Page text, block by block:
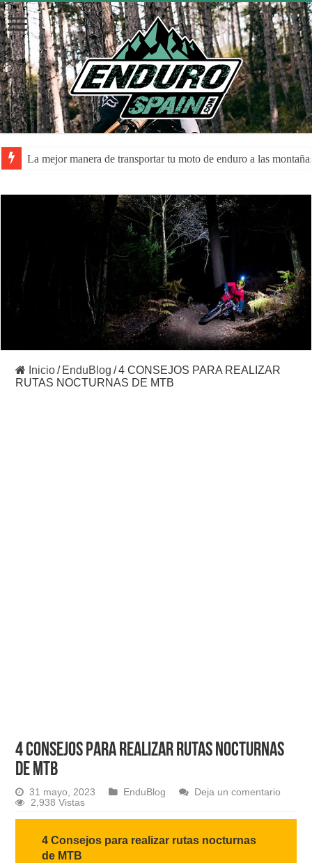
La mejor manera de transportar tu moto de enduro a las
Inicio/ EnduBlog /4 CONSEJOS PARA REALIZAR
RUTAS NOCTURNAS DE MTB
4 CONSEJOS PARA REALIZAR RUTAS NOCTURNAS
DE MTB
31 mayo, 2023 EnduBlog
Deja un comentario
2,938 Vistas
4 Consejos para realizar rutas nocturnas
de MTB